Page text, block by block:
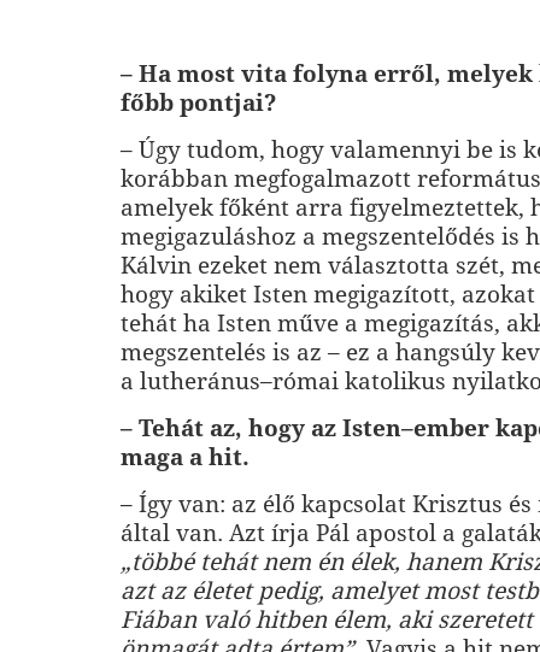
– Ha most vita folyna erről, melyek
főbb pontjai?
– Úgy tudom, hogy valamennyi be is
korábban megfogalmazott
amelyek főként arra figyelmeztettek,
megigazuláshoz a megszentelődés is
Kálvin ezeket nem választotta szét,
hogy akiket Isten megigazított, azokat
tehát ha Isten műve a megigazítás,
megszentelés is az – ez a hangsúly
a lutheránus–római katolikus
– Tehát az, hogy az Isten–ember
maga a hit.
– Így van: az élő kapcsolat Krisztus
által van. Azt írja Pál apostol a
„többé tehát nem én élek, hanem
azt az életet pedig, amelyet most
Fiában való hitben élem, aki szeretett